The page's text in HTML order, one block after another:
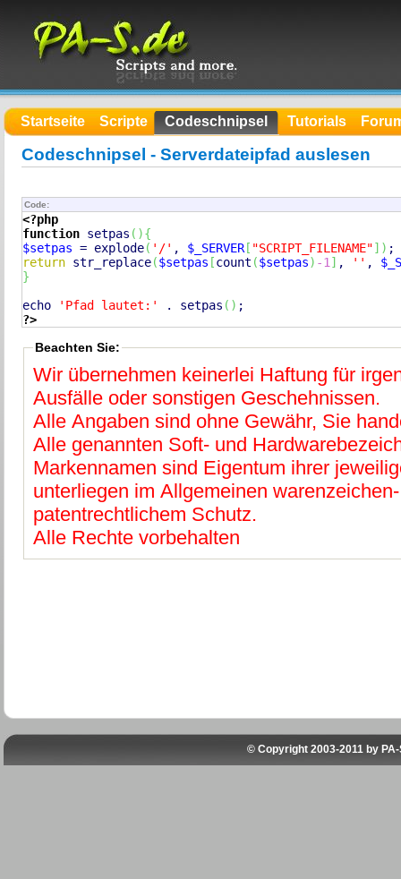
Startseite Scripte Codeschnipsel Tutorials
Codeschnipsel - Serverdateipfad auslesen
Code:
<?php
function setpas ( ){
$setpas = explode( '/' , $_SERVER [ "SCRIPT_FILENAME"] )
return str_replace($setpas [count ($setpas) -1 ] , '' ,
}
echo
'Pfad lautet:' . setpas ( )
?>
Beachten Sie:
Wir übernehmen keinerlei Haftung für
Ausfälle oder sonstigen Geschehnissen.
Alle Angaben sind ohne Gewähr, Sie
Alle genannten Soft- und
Markennamen sind Eigentum ihrer
unterliegen im Allgemeinen
patentrechtlichem Schutz.
Alle Rechte vorbehalten
© Copyright 2003-2011 by